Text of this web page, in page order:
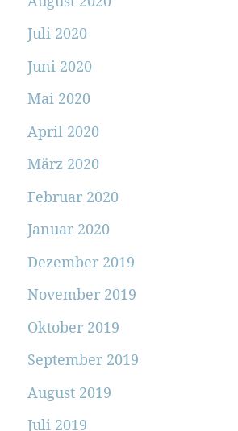
Juli 2020
Juni 2020
Mai 2020
April 2020
März 2020
Februar 2020
Januar 2020
Dezember 2019
November 2019
Oktober 2019
September 2019
August 2019
Juli 2019